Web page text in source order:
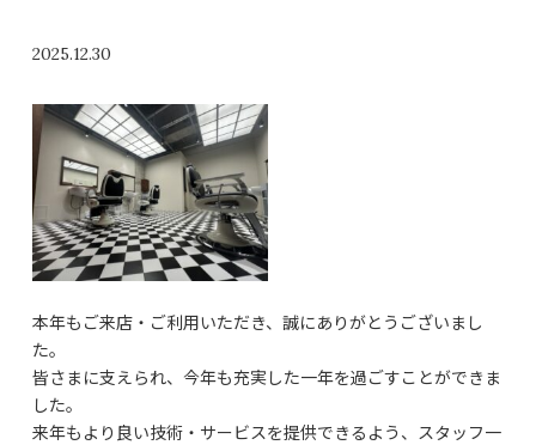
2025.12.30
本年もご来店・ご利用いただき、誠にありがとうございまし
た。
皆さまに支えられ、今年も充実した一年を過ごすことができま
した。
来年もより良い技術・サービスを提供できるよう、スタッフ一